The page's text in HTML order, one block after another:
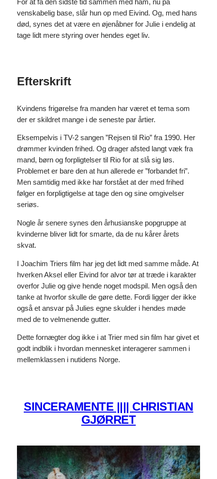
For at få den sidste tid sammen med ham, nu på
venskabelig base, slår hun op med Eivind. Og, med hans
død, synes det at være en øjenåbner for Julie i endelig at
tage lidt mere styring over hendes eget liv.
Efterskrift
Kvindens frigørelse fra manden har været et tema som
der er skildret mange i de seneste par årtier.
Eksempelvis i TV-2 sangen ”Rejsen til Rio” fra 1990. Her
drømmer kvinden frihed. Og drager afsted langt væk fra
mand, børn og forpligtelser til Rio for at slå sig løs.
Problemet er bare den at hun allerede er ”forbandet fri”.
Men samtidig med ikke har forstået at der med frihed
følger en forpligtigelse at tage den og sine omgivelser
seriøs.
Nogle år senere synes den århusianske popgruppe at
kvinderne bliver lidt for smarte, da de nu kårer årets
skvat.
I Joachim Triers film har jeg det lidt med samme måde. At
hverken Aksel eller Eivind for alvor tør at træde i karakter
overfor Julie og give hende noget modspil. Men også den
tanke at hvorfor skulle de gøre dette. Fordi ligger der ikke
også et ansvar på Julies egne skulder i hendes møde
med de to velmenende gutter.
Dette fornægter dog ikke i at Trier med sin film har givet et
godt indblik i hvordan mennesket interagerer sammen i
mellemklassen i nutidens Norge.
SINCERAMENTE |||| CHRISTIAN
GJØRRET